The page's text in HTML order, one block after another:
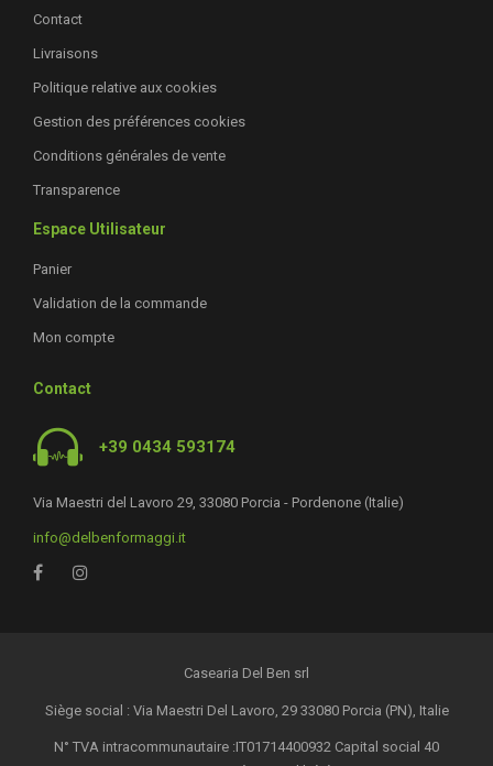
Contact
Livraisons
Politique relative aux cookies
Gestion des préférences cookies
Conditions générales de vente
Transparence
Espace Utilisateur
Panier
Validation de la commande
Mon compte
Contact
+39 0434 593174
Via Maestri del Lavoro 29, 33080 Porcia - Pordenone (Italie)
info@delbenformaggi.it
Casearia Del Ben srl
Siège social : Via Maestri Del Lavoro, 29 33080 Porcia (PN), Italie
N° TVA intracommunautaire :IT01714400932 Capital social 40